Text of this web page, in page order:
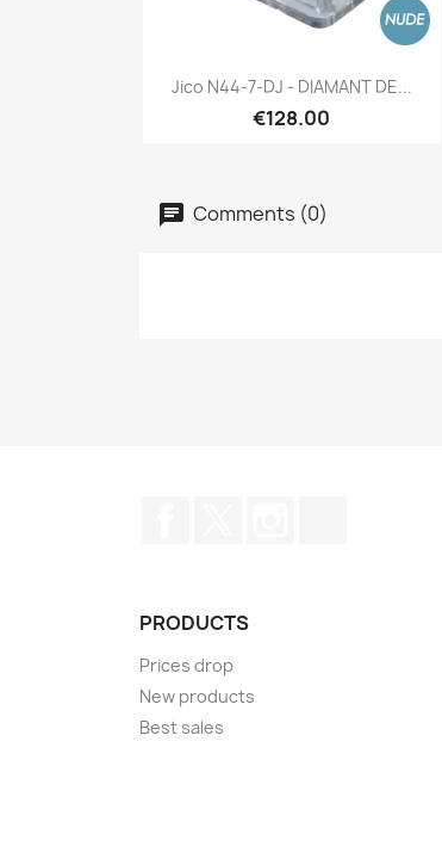
Quick view
Jico N44-7-DJ - DIAMANT DE...
€128.00
Comments (0)
PRODUCTS
Prices drop
New products
Best sales